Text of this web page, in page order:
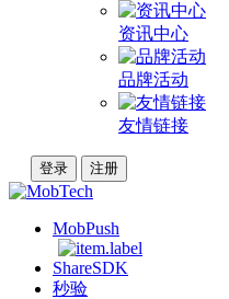
资讯中心
品牌活动
友情链接
登录 注册
MobPush
ShareSDK
秒验